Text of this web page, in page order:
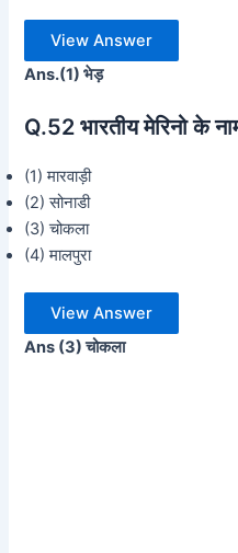
View Answer
Ans.(1) भेड़
Q.52भारतीय मेरिनो के
(1) मारवाड़ी
(2) सोनाडी
(3) चोकला
(4) मालपुरा
View Answer
Ans (3) चोकला